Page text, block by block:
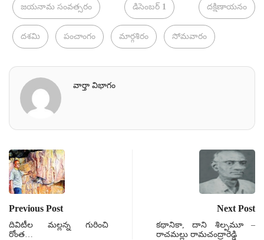
జయనామ సంవత్సరం డిసెంబర్ 1 దక్షిణాయనం
దశమి పంచాంగం మార్గశిరం సోమవారం
వార్తా విభాగం
Previous Post
దివిటీల మల్లన్న గురించి
రోంత…
Next Post
కథానికా, దాని శిల్పమూ –
రాచమల్లు రామచంద్రారెడ్డి